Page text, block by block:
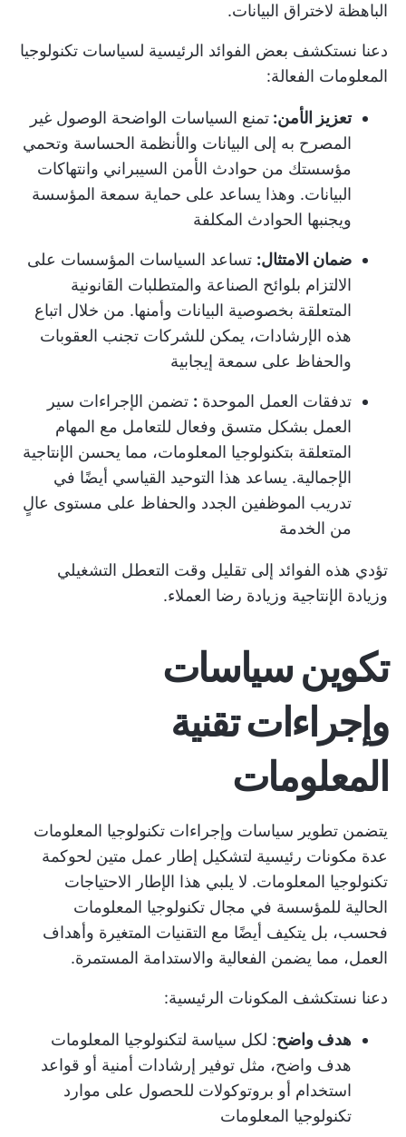
الباهظة لاختراق البيانات.
دعنا نستكشف بعض الفوائد الرئيسية لسياسات تكنولوجيا
المعلومات الفعالة:
تعزيز الأمن: تمنع السياسات الواضحة الوصول غير
المصرح به إلى البيانات والأنظمة الحساسة وتحمي
مؤسستك من حوادث الأمن السيبراني وانتهاكات
البيانات. وهذا يساعد على حماية سمعة المؤسسة
ويجنبها الحوادث المكلفة
ضمان الامتثال: تساعد السياسات المؤسسات على
الالتزام بلوائح الصناعة والمتطلبات القانونية
المتعلقة بخصوصية البيانات وأمنها. من خلال اتباع
هذه الإرشادات، يمكن للشركات تجنب العقوبات
والحفاظ على سمعة إيجابية
تدفقات العمل الموحدة : تضمن الإجراءات سير
العمل بشكل متسق وفعال للتعامل مع المهام
المتعلقة بتكنولوجيا المعلومات، مما يحسن الإنتاجية
الإجمالية. يساعد هذا التوحيد القياسي أيضًا في
تدريب الموظفين الجدد والحفاظ على مستوى عالٍ
من الخدمة
تؤدي هذه الفوائد إلى تقليل وقت التعطل التشغيلي
وزيادة الإنتاجية وزيادة رضا العملاء.
تكوين سياسات
وإجراءات تقنية
المعلومات
يتضمن تطوير سياسات وإجراءات تكنولوجيا المعلومات
عدة مكونات رئيسية لتشكيل إطار عمل متين لحوكمة
تكنولوجيا المعلومات. لا يلبي هذا الإطار الاحتياجات
الحالية للمؤسسة في مجال تكنولوجيا المعلومات
فحسب، بل يتكيف أيضًا مع التقنيات المتغيرة وأهداف
العمل، مما يضمن الفعالية والاستدامة المستمرة.
دعنا نستكشف المكونات الرئيسية:
هدف واضح: لكل سياسة لتكنولوجيا المعلومات
هدف واضح، مثل توفير إرشادات أمنية أو قواعد
استخدام أو بروتوكولات للحصول على موارد
تكنولوجيا المعلومات